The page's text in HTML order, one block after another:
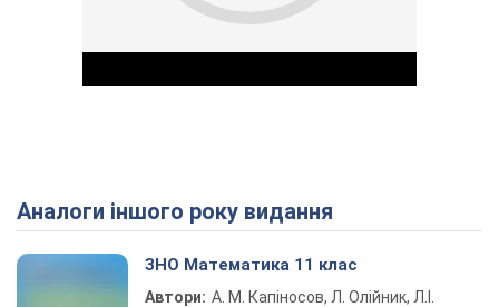
Play Video
Аналоги іншого року видання
ЗНО Математика 11 клас
Автори: А. М. Капіносов, Л. Олійник, Л.І.